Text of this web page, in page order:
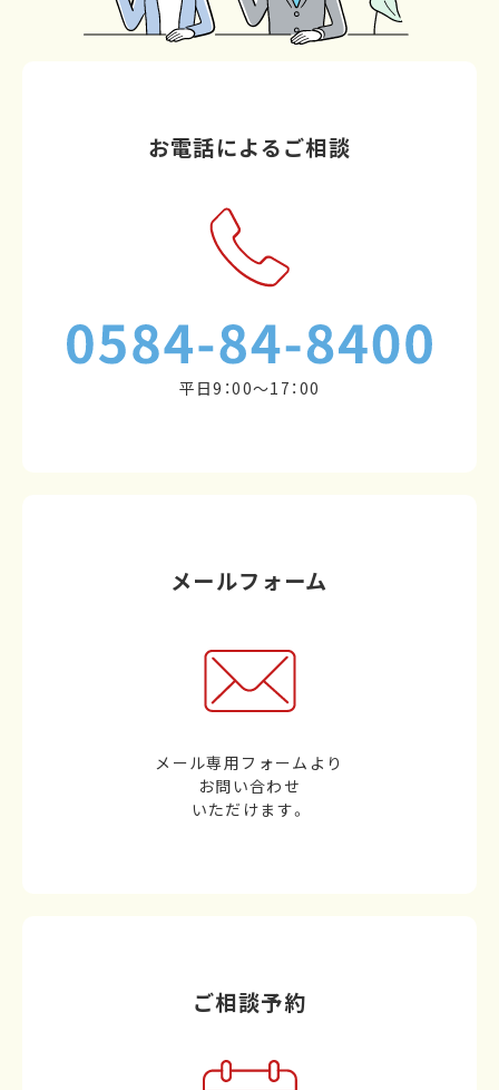
お電話によるご相談
平日9：00～17：00
メールフォーム
メール専用フォームより
お問い合わせ
いただけます。
ご相談予約